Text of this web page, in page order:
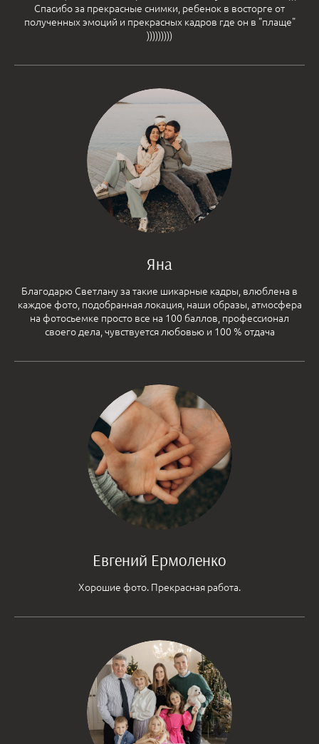
Спасибо за прекрасные снимки, ребенок в восторге от
полученных эмоций и прекрасных кадров где он в "плаще"
)))))))))
Яна
Благодарю Светлану за такие шикарные кадры, влюблена в
каждое фото, подобранная локация, наши образы, атмосфера
на фотосьемке просто все на 100 баллов, профессионал
своего дела, чувствуется любовью и 100 % отдача
Евгений Ермоленко
Хорошие фото. Прекрасная работа.